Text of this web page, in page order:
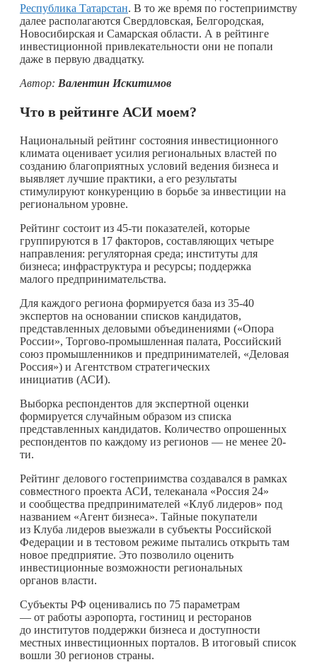
Республика Татарстан. В то же время по гостеприимству
далее располагаются Свердловская, Белгородская,
Новосибирская и Самарская области. А в рейтинге
инвестиционной привлекательности они не попали
даже в первую двадцатку.
Автор: Валентин Искитимов
Что в рейтинге АСИ моем?
Национальный рейтинг состояния инвестиционного
климата оценивает усилия региональных властей по
созданию благоприятных условий ведения бизнеса и
выявляет лучшие практики, а его результаты
стимулируют конкуренцию в борьбе за инвестиции на
региональном уровне.
Рейтинг состоит из 45-ти показателей, которые
группируются в 17 факторов, составляющих четыре
направления: регуляторная среда; институты для
бизнеса; инфраструктура и ресурсы; поддержка
малого предпринимательства.
Для каждого региона формируется база из 35-40
экспертов на основании списков кандидатов,
представленных деловыми объединениями («Опора
России», Торгово-промышленная палата, Российский
союз промышленников и предпринимателей, «Деловая
Россия») и Агентством стратегических
инициатив (АСИ).
Выборка респондентов для экспертной оценки
формируется случайным образом из списка
представленных кандидатов. Количество опрошенных
респондентов по каждому из регионов — не менее 20-
ти.
Рейтинг делового гостеприимства создавался в рамках
совместного проекта АСИ, телеканала «Россия 24»
и сообщества предпринимателей «Клуб лидеров» под
названием «Агент бизнеса». Тайные покупатели
из Клуба лидеров выезжали в субъекты Российской
Федерации и в тестовом режиме пытались открыть там
новое предприятие. Это позволило оценить
инвестиционные возможности региональных
органов власти.
Субъекты РФ оценивались по 75 параметрам
— от работы аэропорта, гостиниц и ресторанов
до институтов поддержки бизнеса и доступности
местных инвестиционных порталов. В итоговый список
вошли 30 регионов страны.